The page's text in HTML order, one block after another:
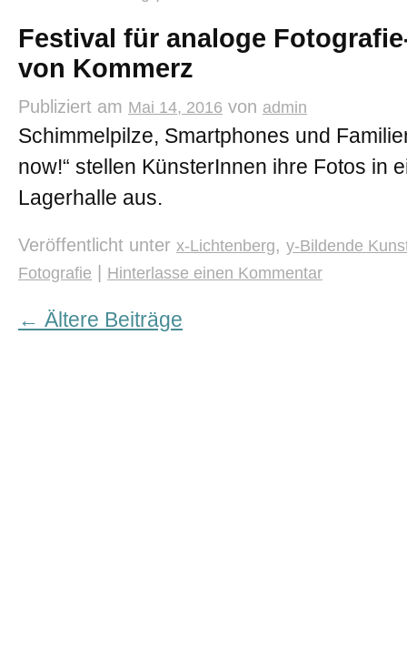
Festival für analoge
von Kommerz
Publiziert am Mai 14, 2016 von admin
Schimmelpilze, Smartphones und
now!“ stellen KünsterInnen ihre Fotos in
Lagerhalle aus.
Veröffentlicht unter x-Lichtenberg, y-Bildende
Fotografie
Hinterlasse einen Kommentar
← Ältere Beiträge